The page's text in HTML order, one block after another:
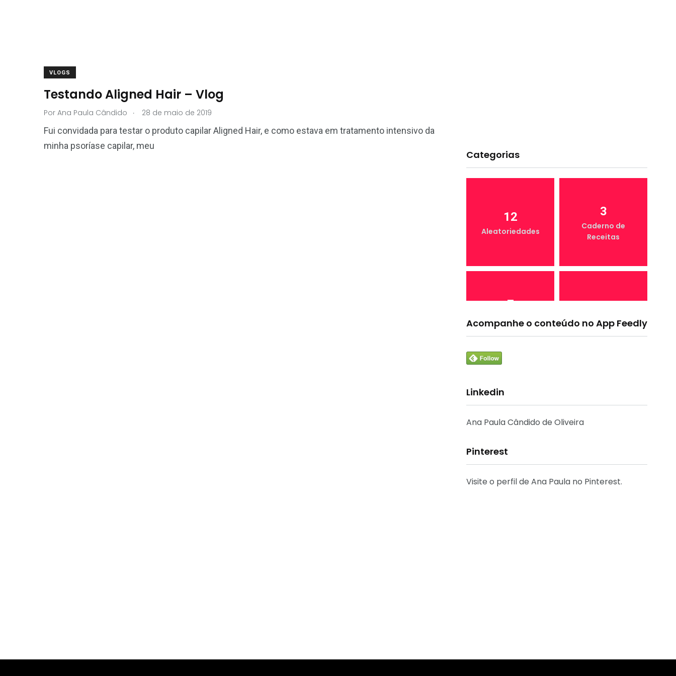
VLOGS
Testando Aligned Hair – Vlog
Por Ana Paula Cândido . 28 de maio de 2019
Fui convidada para testar o produto capilar Aligned Hair, e como estava em tratamento intensivo da
minha psoríase capilar, meu
Categorias
12
Aleatoriedades
3
Caderno de
Receitas
7
Canal Conta
Comigo
Conta Comigo MEI
33
Reflexões
Acompanhe o conteúdo no App Feedly
Linkedin
Ana Paula Cândido de Oliveira
Pinterest
Visite o perfil de Ana Paula no Pinterest.